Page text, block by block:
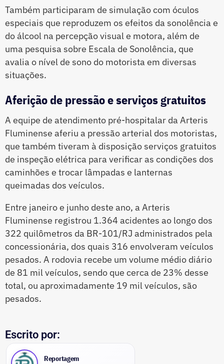
Também participaram de simulação com óculos
especiais que reproduzem os efeitos da sonolência e
do álcool na percepção visual e motora, além de
uma pesquisa sobre Escala de Sonolência, que
avalia o nível de sono do motorista em diversas
situações.
Aferição de pressão e serviços gratuitos
A equipe de atendimento pré-hospitalar da Arteris
Fluminense aferiu a pressão arterial dos motoristas,
que também tiveram à disposição serviços gratuitos
de inspeção elétrica para verificar as condições dos
caminhões e trocar lâmpadas e lanternas
queimadas dos veículos.
Entre janeiro e junho deste ano, a Arteris
Fluminense registrou 1.364 acidentes ao longo dos
322 quilômetros da BR-101/RJ administrados pela
concessionária, dos quais 316 envolveram veículos
pesados. A rodovia recebe um volume médio diário
de 81 mil veículos, sendo que cerca de 23% desse
total, ou aproximadamente 19 mil veículos, são
pesados.
Escrito por:
Reportagem